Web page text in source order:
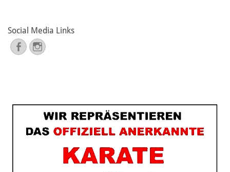
Social Media Links
FacebookInstagram